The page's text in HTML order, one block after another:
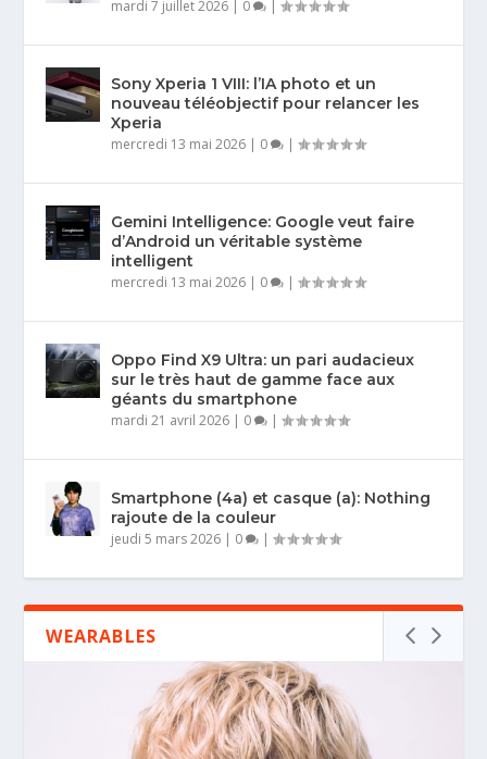
mardi 7 juillet 2026 | 0 |
Sony Xperia 1 VIII: l’IA photo et un
nouveau téléobjectif pour relancer les
Xperia
mercredi 13 mai 2026 | 0 |
Gemini Intelligence: Google veut faire
d’Android un véritable système
intelligent
mercredi 13 mai 2026 | 0 |
Oppo Find X9 Ultra: un pari audacieux
sur le très haut de gamme face aux
géants du smartphone
mardi 21 avril 2026 | 0 |
Smartphone (4a) et casque (a): Nothing
rajoute de la couleur
jeudi 5 mars 2026 | 0 |
WEARABLES